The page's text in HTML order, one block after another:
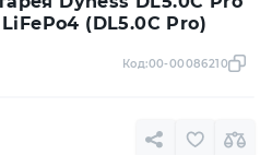
(DL5.0C Pro)
Код:00-00086210